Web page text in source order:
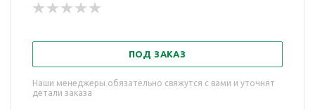
ПОД ЗАКАЗ
Наши менеджеры обязательно свяжутся с вами и уточнят
детали заказа